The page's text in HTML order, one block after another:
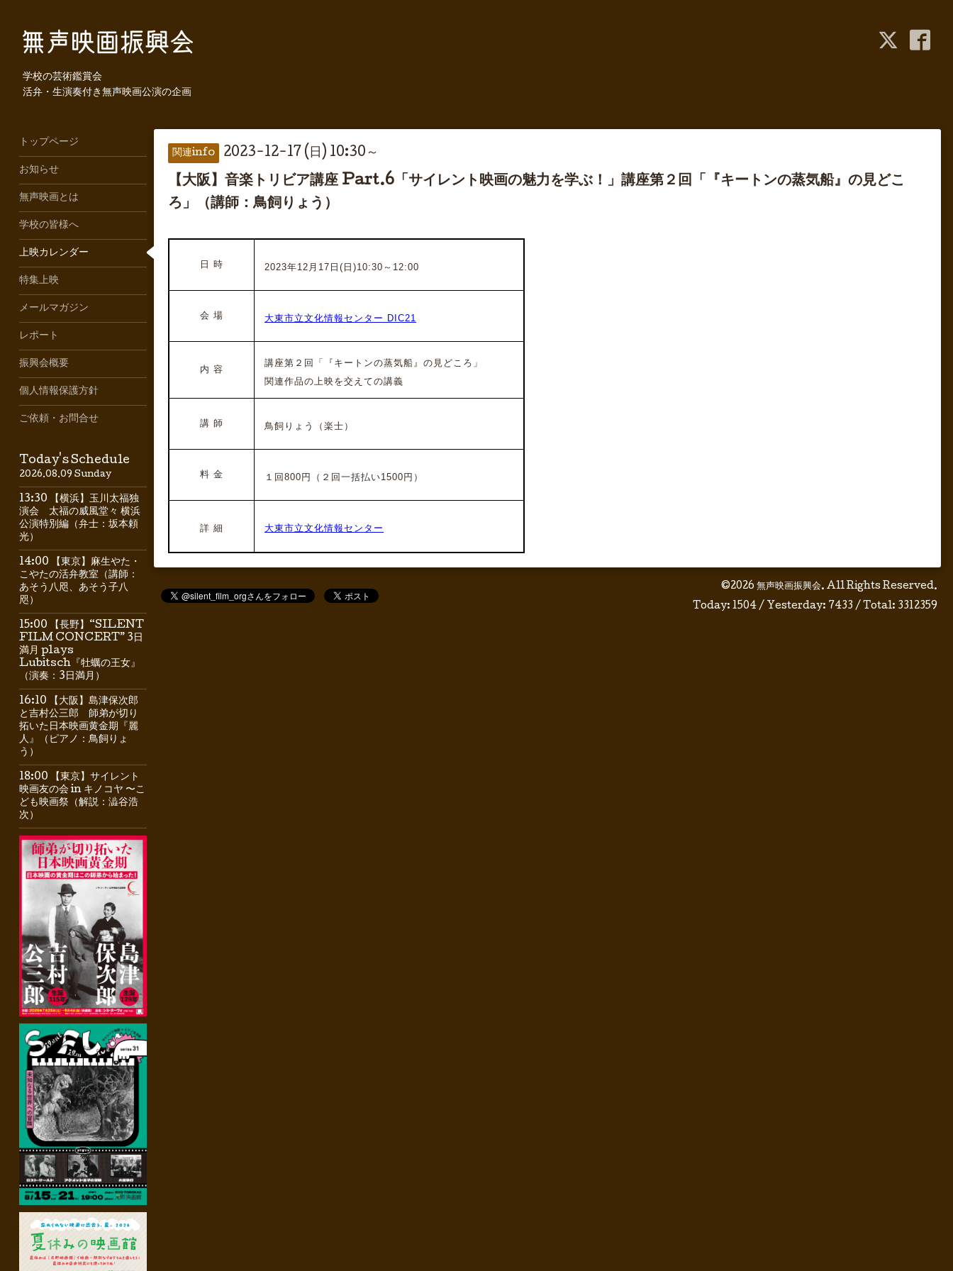
学校の芸術鑑賞会
活弁・生演奏付き無声映画公演の企画
関連info 2023-12-17 (日) 10:30～
【大阪】音楽トリビア講座 Part.6「サイレント映画の魅力を学ぶ！」講座第２回「『キートンの蒸気船』の見どこ
ろ」（講師：鳥飼りょう）
日 時 2023年12月17日(日)10:30～12:00
会 場 大東市立文化情報センター DIC21
内 容
講座第２回「『キートンの蒸気船』の見どころ」
関連作品の上映を交えての講義
講 師 鳥飼りょう（楽士）
料 金 １回800円（２回一括払い1500円）
詳 細 大東市立文化情報センター
©2026 無声映画振興会. All Rights Reserved.
Today: 1504 / Yesterday: 7433 / Total: 3312359
トップページ
お知らせ
無声映画とは
学校の皆様へ
上映カレンダー
特集上映
メールマガジン
レポート
振興会概要
個人情報保護方針
ご依頼・お問合せ
Today's Schedule
2026.08.09 Sunday
13:30 【横浜】玉川太福独
演会 太福の威風堂々 横浜
公演特別編（弁士：坂本頼
光）
14:00 【東京】麻生やた・
こやたの活弁教室（講師：
あそう八咫、あそう子八
咫）
15:00 【長野】“SILENT
FILM CONCERT” 3日
満月 plays
Lubitsch『牡蠣の王女』
（演奏：3日満月）
16:10 【大阪】島津保次郎
と吉村公三郎 師弟が切り
拓いた日本映画黄金期『麗
人』（ピアノ：鳥飼りょ
う）
18:00 【東京】サイレント
映画友の会 in キノコヤ 〜こ
ども映画祭（解説：澁谷浩
次）